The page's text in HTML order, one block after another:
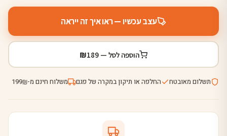
עצב עכשיו — ראו איך זה ייראה
הוספה לסל — ₪189
תשלום מאובטח החלפה או תיקון במקרה של פגם משלוח חינם מ-₪
199